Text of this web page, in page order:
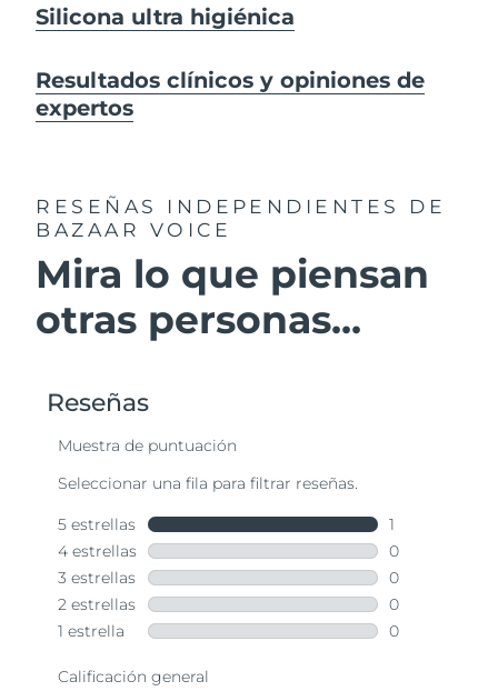
Silicona ultra higiénica
Resultados clínicos y opiniones de
expertos
RESEÑAS INDEPENDIENTES
DE
BAZAAR VOICE
Mira lo que piensan
otras personas...